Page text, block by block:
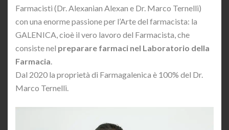
Farmacisti (Dr. Alexanian Alexan e Dr. Marco Ternelli)
con una enorme passione per l’Arte del farmacista: la
GALENICA, cioè il vero lavoro del Farmacista, che
consiste nel preparare farmaci nel Laboratorio della
Farmacia.
Dal 2020 la proprietà di Farmagalenica è 100% del Dr.
Marco Ternelli.